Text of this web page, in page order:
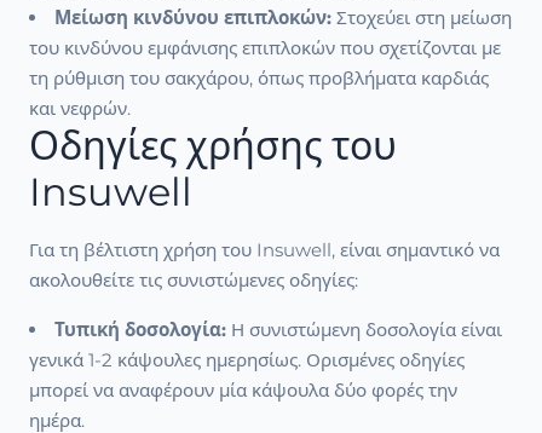
Μείωση κινδύνου επιπλοκών: Στοχεύει στη μείωση
του κινδύνου εμφάνισης επιπλοκών που σχετίζονται με
τη ρύθμιση του σακχάρου, όπως προβλήματα καρδιάς
και νεφρών.
Οδηγίες χρήσης του
Insuwell
Για τη βέλτιστη χρήση του Insuwell, είναι σημαντικό να
ακολουθείτε τις συνιστώμενες οδηγίες:
Τυπική δοσολογία: Η συνιστώμενη δοσολογία είναι
γενικά 1-2 κάψουλες ημερησίως. Ορισμένες οδηγίες
μπορεί να αναφέρουν μία κάψουλα δύο φορές την
ημέρα.